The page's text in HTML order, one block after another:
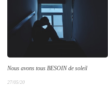
Nous avons tous BESOIN de soleil
27/05/20